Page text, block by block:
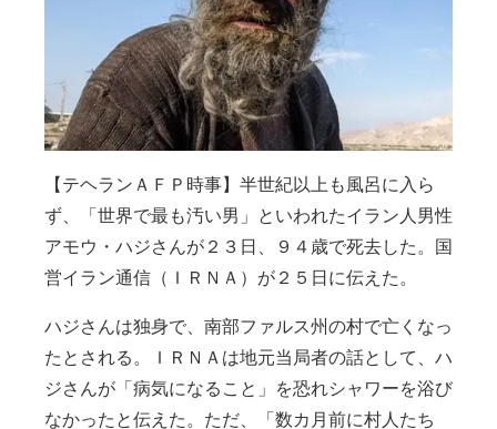
【テヘランＡＦＰ時事】半世紀以上も風呂に入ら
ず、「世界で最も汚い男」といわれたイラン人男性
アモウ・ハジさんが２３日、９４歳で死去した。国
営イラン通信（ＩＲＮＡ）が２５日に伝えた。
ハジさんは独身で、南部ファルス州の村で亡くなっ
たとされる。ＩＲＮＡは地元当局者の話として、ハ
ジさんが「病気になること」を恐れシャワーを浴び
なかったと伝えた。ただ、「数カ月前に村人たち